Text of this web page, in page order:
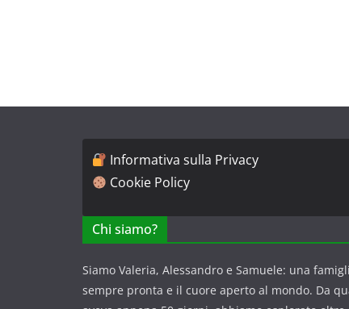
Informativa sulla Privacy
Cookie Policy
Chi siamo?
Siamo Valeria, Alessandro e Samuele: una
sempre pronta e il cuore aperto al mondo. Da